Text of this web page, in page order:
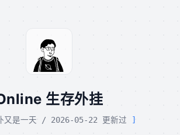
生存外挂
又是一天 / 2026-05-22 更新过